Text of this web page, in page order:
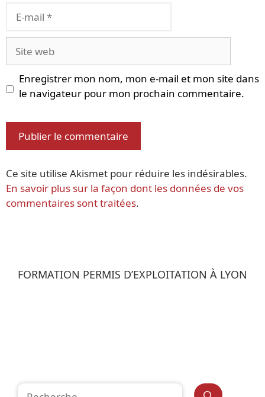
mail
web
Enregistrer mon nom, mon e-mail et mon site dans
le navigateur pour mon prochain commentaire.
Ce site utilise Akismet pour réduire les indésirables.
En savoir plus sur la façon dont les données de vos
commentaires sont traitées.
FORMATION PERMIS D’EXPLOITATION À LYON